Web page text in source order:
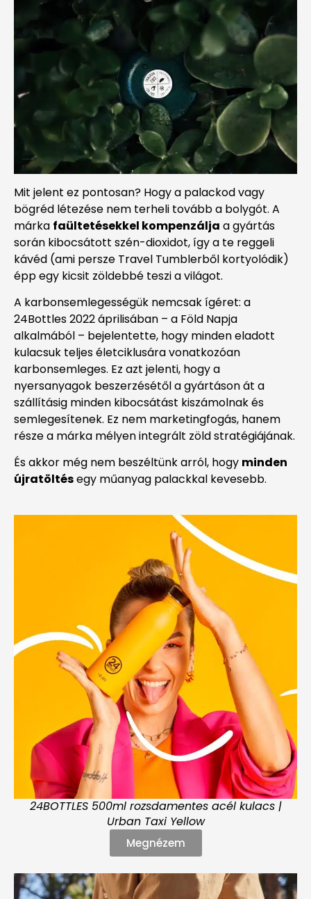
Mit jelent ez pontosan? Hogy a palackod vagy
bögréd létezése nem terheli tovább a bolygót. A
márka faültetésekkel kompenzálja a gyártás
során kibocsátott szén-dioxidot, így a te reggeli
kávéd (ami persze Travel Tumblerből kortyolódik)
épp egy kicsit zöldebbé teszi a világot.
A karbonsemlegességük nemcsak ígéret: a
24Bottles 2022 áprilisában – a Föld Napja
alkalmából – bejelentette, hogy minden eladott
kulacsuk teljes életciklusára vonatkozóan
karbonsemleges. Ez azt jelenti, hogy a
nyersanyagok beszerzésétől a gyártáson át a
szállításig minden kibocsátást kiszámolnak és
semlegesítenek. Ez nem marketingfogás, hanem
része a márka mélyen integrált zöld stratégiájának.
És akkor még nem beszéltünk arról, hogy minden
újratöltésegy műanyag palackkal kevesebb.
24BOTTLES 500ml rozsdamentes acél kulacs |
Urban Taxi Yellow
Megnézem